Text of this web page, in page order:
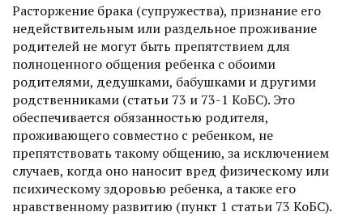
Расторжение брака (супружества), признание его
недействительным или раздельное проживание
родителей не могут быть препятствием для
полноценного общения ребенка с обоими
родителями, дедушками, бабушками и другими
родственниками (статьи 73 и 73-1 КоБС). Это
обеспечивается обязанностью родителя,
проживающего совместно с ребенком, не
препятствовать такому общению, за исключением
случаев, когда оно наносит вред физическому или
психическому здоровью ребенка, а также его
нравственному развитию (пункт 1 статьи 73 КоБС).